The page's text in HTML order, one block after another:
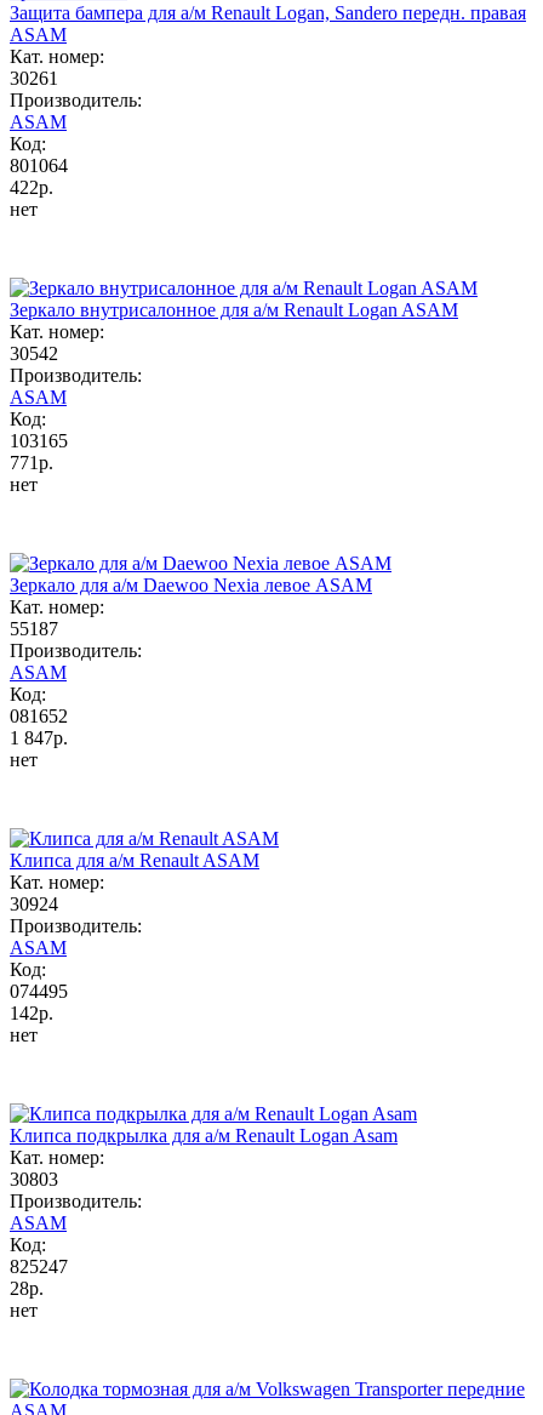
Защита бампера для а/м Renault Logan, Sandero передн. правая
ASAM
Кат. номер:
30261
Производитель:
ASAM
Код:
801064
422р.
нет
Зеркало внутрисалонное для а/м Renault Logan ASAM
Кат. номер:
30542
Производитель:
ASAM
Код:
103165
771р.
нет
Зеркало для а/м Daewoo Nexia левое ASAM
Кат. номер:
55187
Производитель:
ASAM
Код:
081652
1 847р.
нет
Клипса для а/м Renault ASAM
Кат. номер:
30924
Производитель:
ASAM
Код:
074495
142р.
нет
Клипса подкрылка для а/м Renault Logan Asam
Кат. номер:
30803
Производитель:
ASAM
Код:
825247
28р.
нет